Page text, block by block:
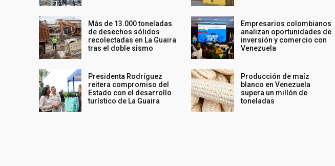
Más de 13.000 toneladas
de desechos sólidos
recolectadas en La Guaira
tras el doble sismo
Presidenta Rodríguez
reitera compromiso del
Estado con el desarrollo
turístico de La Guaira
Empresarios colombianos
analizan oportunidades de
inversión y comercio con
Venezuela
Producción de maíz
blanco en Venezuela
supera un millón de
toneladas